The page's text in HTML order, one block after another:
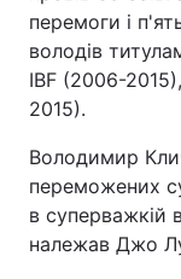
перемоги і
володів
IBF (2006-
2015).
Володимир
переможених
в суперважкій
належав Джо